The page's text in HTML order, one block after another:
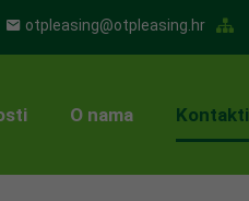
otpleasing@otpleasing.hr
O nama Kontakti